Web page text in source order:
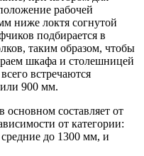
рабочей
ниже локтя согнутой
подбирается в
таким образом, чтобы
шкафа и столешницей
встречаются
900 мм.
составляет от
от категории:
до 1300 мм, и